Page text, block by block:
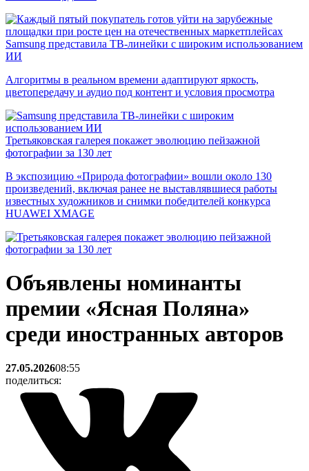
Samsung представила ТВ-линейки с широким использованием
ИИ
Алгоритмы в реальном времени адаптируют яркость,
цветопередачу и аудио под контент и условия просмотра
Третьяковская галерея покажет эволюцию пейзажной
фотографии за 130 лет
В экспозицию «Природа фотографии» вошли около 130
произведений, включая ранее не выставлявшиеся работы
известных художников и снимки победителей конкурса
HUAWEI XMAGE
Объявлены номинанты
премии «Ясная Поляна»
среди иностранных авторов
27.05.202608:55
поделиться: